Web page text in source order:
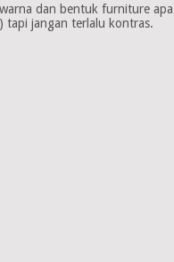
dan bentuk furniture
tapi jangan terlalu kontras.